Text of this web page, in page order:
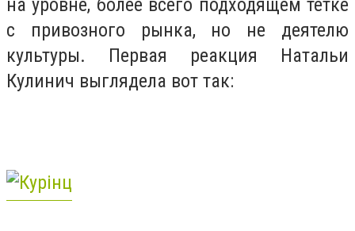
с привозного рынка, но не деятелю
культуры. Первая реакция Натальи
Кулинич выглядела вот так: